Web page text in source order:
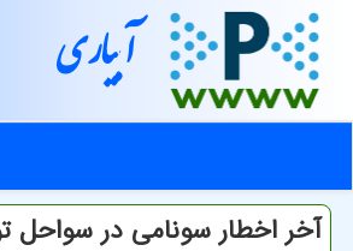
آبیاری
آخر اخطار سونامی در سواحل